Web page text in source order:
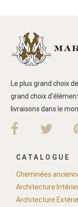
Le plus grand choix
grand choix
livraisons dans le
CATALOGUE
Cheminées
Architecture
Architecture